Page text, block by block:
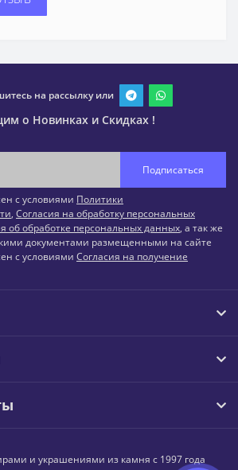
на рассылку или
о Новинках и Скидках !
Подписаться
с условиями Политики
, Согласия на обработку персональных
об обработке персональных данных, а так же
документами размещенными на сайте
с условиями Согласия на получение
и украшениями из камня с 1997 года